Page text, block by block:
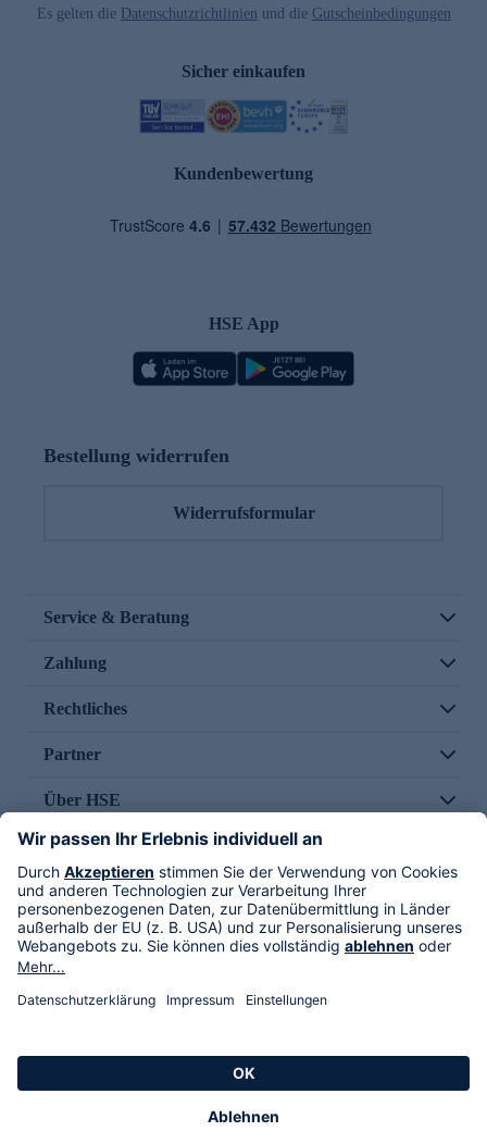
Es gelten die Datenschutzrichtlinien und die Gutscheinbedingungen
Sicher einkaufen
Kundenbewertung
HSE App
Bestellung widerrufen
Widerrufsformular
Service & Beratung
Zahlung
Rechtliches
Partner
Über HSE
Im TV
HSE International